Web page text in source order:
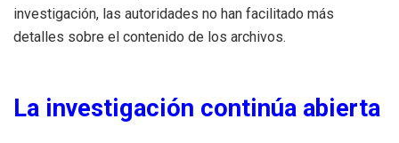
investigación, las autoridades no han facilitado más
detalles sobre el contenido de los archivos.
La investigación continúa abierta